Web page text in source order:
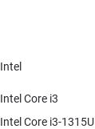
Intel
Intel Core i3
Intel Core i3-1315U